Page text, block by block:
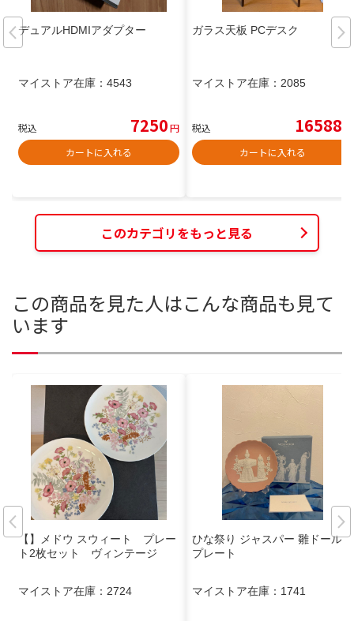
デュアルHDMIアダプター
マイストア在庫： 4543
税込 7250円
カートに入れる
ガラス天板 PCデスク
マイストア在庫： 2085
税込 16588
カートに入れる
このカテゴリをもっと見る
この商品を見た人はこんな商品も見て
います
【】メドウ スウィート プレー
ト2枚セット ヴィンテージ
マイストア在庫： 2724
ひな祭り ジャスパー 雛ドール
プレート
マイストア在庫： 1741